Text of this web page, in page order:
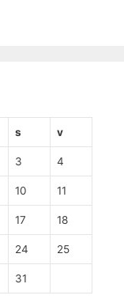
s v
3 4
10 11
17 18
24 25
31